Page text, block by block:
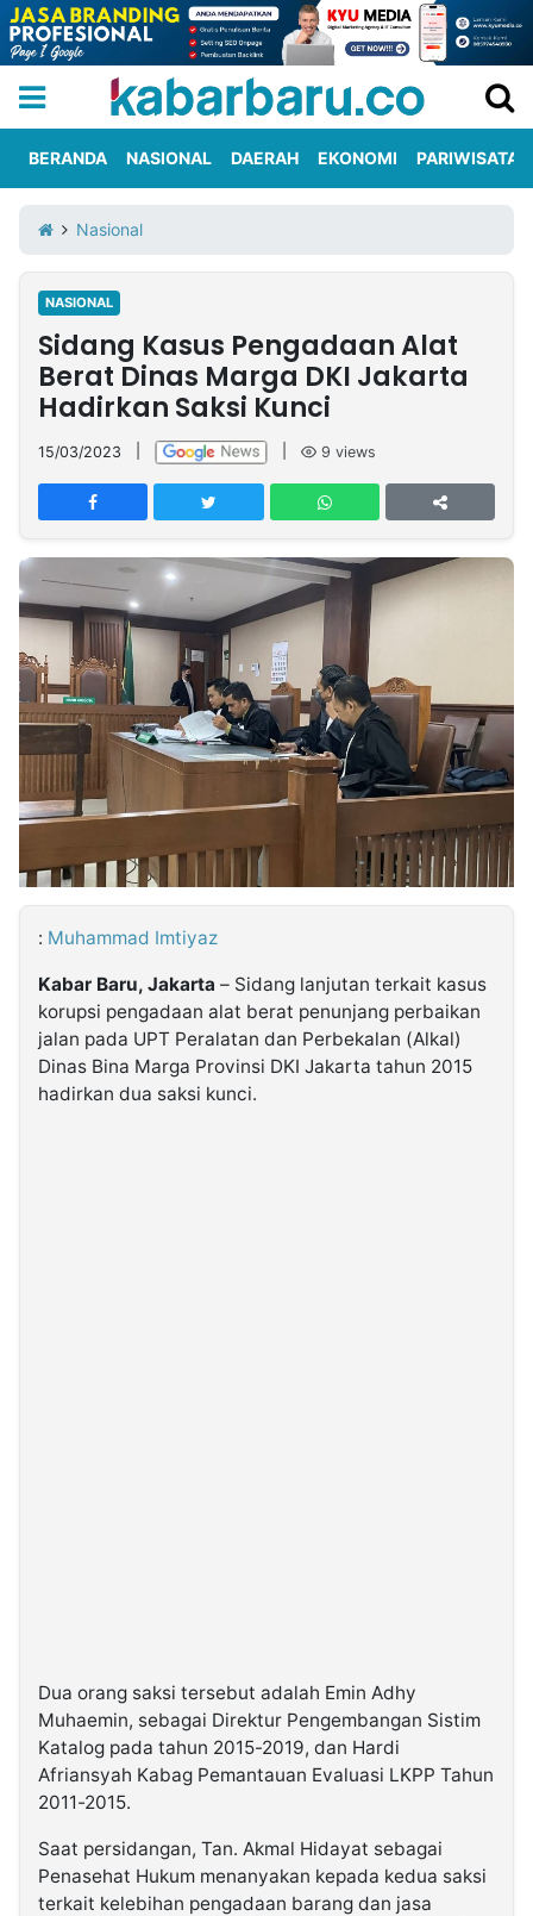
Iklan
Berita
Kami
Nasional
International
Olahraga
Entertainment
Daerah
Pariwisata
Kuliner
Kolom
Network
PT
TREETAN
INDONESIA
Partner
Insight
NTB
Suara
Time
Lens
IDN
Daily
Jogja
Jalan
Rakyat
Idealita
News
Kita
Notice
Dinamikapost.com
Radar
Baru
Seedbacklink
Follow
Kabarbaru
BERANDA NASIONAL DAERAH EKONOMI PARIWISATA
Nasional
NASIONAL
Sidang Kasus Pengadaan Alat
Berat Dinas Marga DKI Jakarta
Hadirkan Saksi Kunci
15/03/2023 9 views
: Muhammad Imtiyaz
Kabar Baru, Jakarta – Sidang lanjutan terkait kasus
korupsi pengadaan alat berat penunjang perbaikan
jalan pada UPT Peralatan dan Perbekalan (Alkal)
Dinas Bina Marga Provinsi DKI Jakarta tahun 2015
hadirkan dua saksi kunci.
Dua orang saksi tersebut adalah Emin Adhy
Muhaemin, sebagai Direktur Pengembangan Sistim
Katalog pada tahun 2015-2019, dan Hardi
Afriansyah Kabag Pemantauan Evaluasi LKPP Tahun
2011-2015.
Saat persidangan, Tan. Akmal Hidayat sebagai
Penasehat Hukum menanyakan kepada kedua saksi
terkait kelebihan pengadaan barang dan jasa